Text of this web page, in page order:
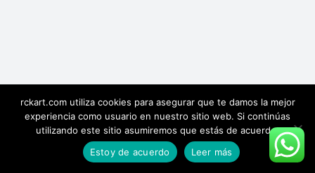
rckart.com utiliza cookies para asegurar que te damos la mejor
experiencia como usuario en nuestro sitio web. Si continúas
utilizando este sitio asumiremos que estás de acuerdo.
Estoy de acuerdo
Leer más